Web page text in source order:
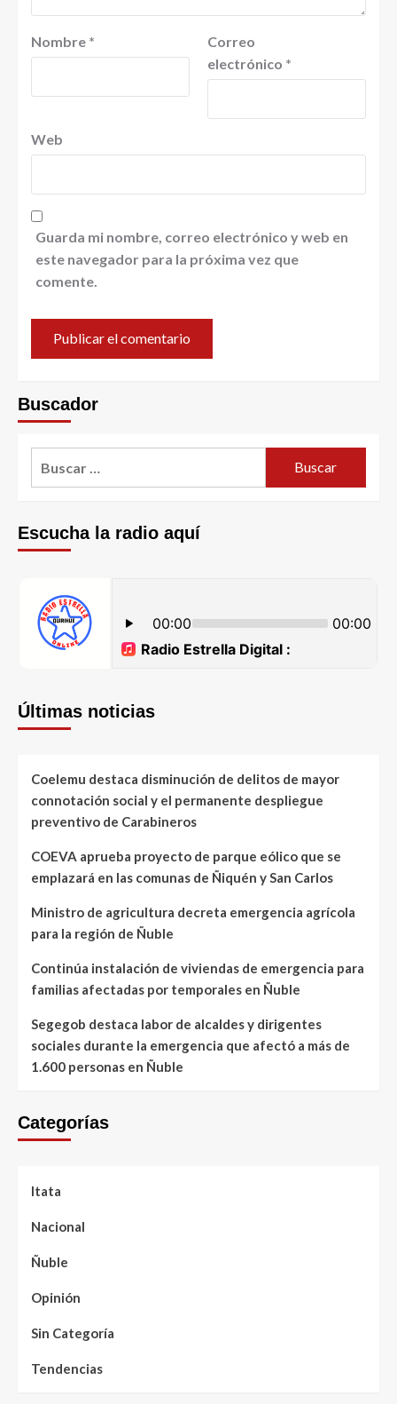
Nombre *
Correo
electrónico *
Web
Guarda mi nombre, correo electrónico y web en
este navegador para la próxima vez que
comente.
Buscador
Escucha la radio aquí
Últimas noticias
Coelemu destaca disminución de delitos de mayor
connotación social y el permanente despliegue
preventivo de Carabineros
COEVA aprueba proyecto de parque eólico que se
emplazará en las comunas de Ñiquén y San Carlos
Ministro de agricultura decreta emergencia agrícola
para la región de Ñuble
Continúa instalación de viviendas de emergencia para
familias afectadas por temporales en Ñuble
Segegob destaca labor de alcaldes y dirigentes
sociales durante la emergencia que afectó a más de
1.600 personas en Ñuble
Categorías
Itata
Nacional
Ñuble
Opinión
Sin Categoría
Tendencias